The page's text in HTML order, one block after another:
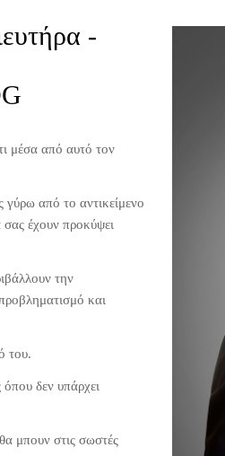
-
μέσα από αυτό τον
γύρω από το αντικείμενο
έχουν προκύψει
την
και
του.
δεν υπάρχει
μπουν στις σωστές